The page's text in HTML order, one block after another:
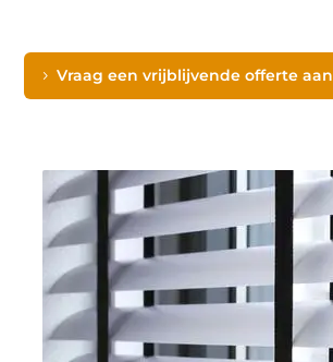
Vraag een vrijblijvende offerte aan